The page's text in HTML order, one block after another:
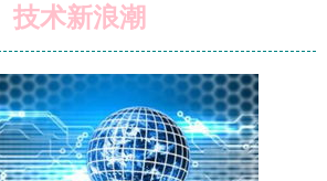
技术新浪潮